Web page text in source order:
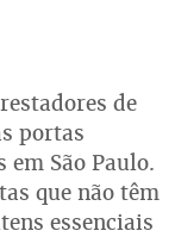
de
portas
em São Paulo.
que não têm
essenciais